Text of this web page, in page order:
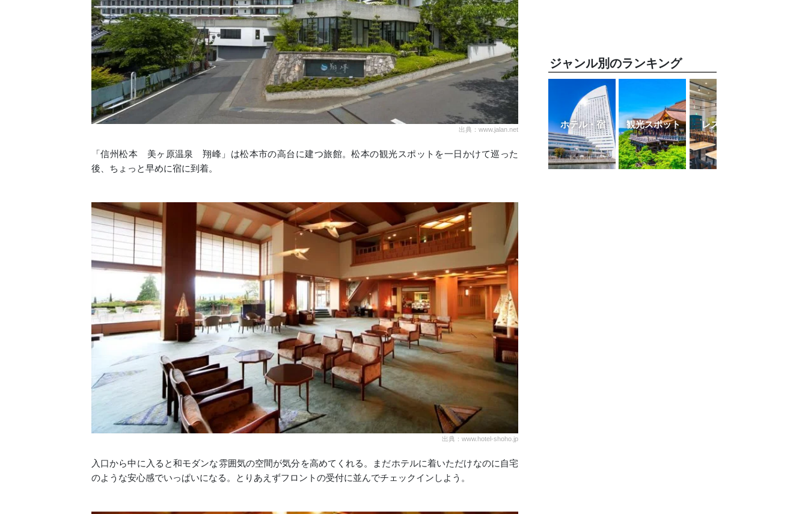
出典：www.jalan.net
「信州松本 美ヶ原温泉 翔峰」は松本市の高台に建つ旅館。松本の観光スポットを一日かけて巡った
後、ちょっと早めに宿に到着。
出典：www.hotel-shoho.jp
入口から中に入ると和モダンな雰囲気の空間が気分を高めてくれる。まだホテルに着いただけなのに自宅
のような安心感でいっぱいになる。とりあえずフロントの受付に並んでチェックインしよう。
ジャンル別のランキング
ホテル・宿 観光スポット レストラン